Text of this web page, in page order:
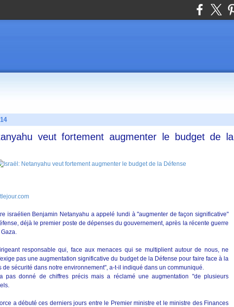
veut fortement augmenter le budget de la
israélien Benjamin Netanyahu a appelé lundi à "augmenter de façon significative"
déjà le premier poste de dépenses du gouvernement, après la récente guerre
responsable qui, face aux menaces qui se multiplient autour de nous, ne
pas une augmentation significative du budget de la Défense pour faire face à la
de sécurité dans notre environnement", a-t-il indiqué dans un communiqué.
pas donné de chiffres précis mais a réclamé une augmentation "de plusieurs
a débuté ces derniers jours entre le Premier ministre et le ministre des Finances